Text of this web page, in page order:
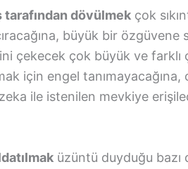
tarafından dövülmek çok
büyük bir özgüvene
çekecek çok büyük ve farklı
için engel tanımayacağına,
ile istenilen mevkiye
üzüntü duyduğu bazı